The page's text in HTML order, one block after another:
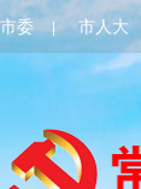
市委 市人大